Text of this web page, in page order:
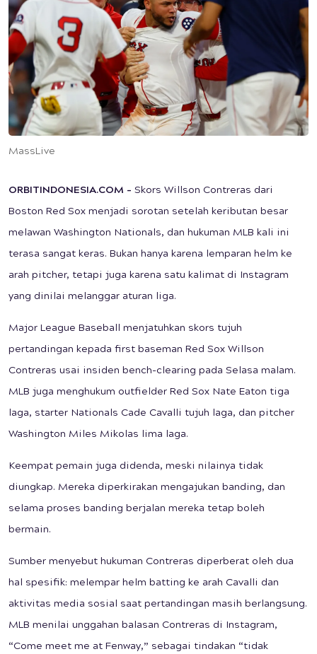
MassLive
ORBITINDONESIA.COM – Skors Willson Contreras dari
Boston Red Sox menjadi sorotan setelah keributan besar
melawan Washington Nationals, dan hukuman MLB kali ini
terasa sangat keras. Bukan hanya karena lemparan helm ke
arah pitcher, tetapi juga karena satu kalimat di Instagram
yang dinilai melanggar aturan liga.
Major League Baseball menjatuhkan skors tujuh
pertandingan kepada first baseman Red Sox Willson
Contreras usai insiden bench-clearing pada Selasa malam.
MLB juga menghukum outfielder Red Sox Nate Eaton tiga
laga, starter Nationals Cade Cavalli tujuh laga, dan pitcher
Washington Miles Mikolas lima laga.
Keempat pemain juga didenda, meski nilainya tidak
diungkap. Mereka diperkirakan mengajukan banding, dan
selama proses banding berjalan mereka tetap boleh
bermain.
Sumber menyebut hukuman Contreras diperberat oleh dua
hal spesifik: melempar helm batting ke arah Cavalli dan
aktivitas media sosial saat pertandingan masih berlangsung.
MLB menilai unggahan balasan Contreras di Instagram,
“Come meet me at Fenway,” sebagai tindakan “tidak